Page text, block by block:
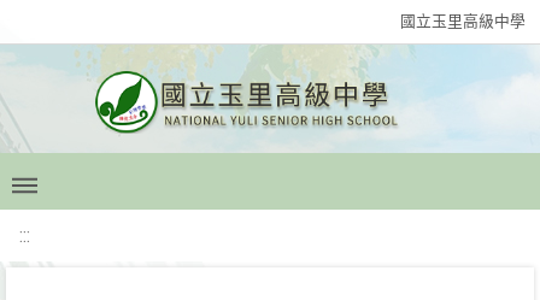
國立玉里高級中學
:::